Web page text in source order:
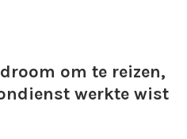
om te reizen,
werkte wist